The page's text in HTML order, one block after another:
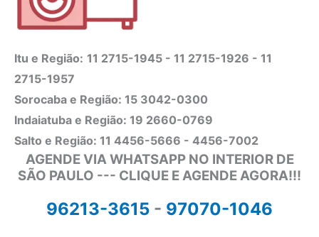
Itu e Região: 11 2715-1945 - 11 2715-1926 - 11
2715-1957
Sorocaba e Região: 15 3042-0300
Indaiatuba e Região: 19 2660-0769
Salto e Região: 11 4456-5666 - 4456-7002
AGENDE VIA WHATSAPP NO INTERIOR DE
SÃO PAULO --- CLIQUE E AGENDE AGORA!!!
96213-3615 - 97070-1046